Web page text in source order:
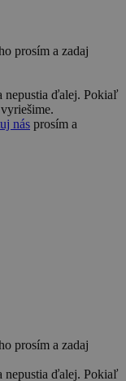
prosím a zadaj
nepustia ďalej. Pokiaľ
nás prosím a
prosím a zadaj
nepustia ďalej. Pokiaľ
postavy:
cm